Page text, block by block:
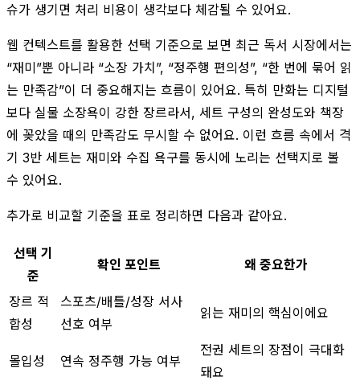
슈가 생기면 처리 비용이 생각보다 체감될 수 있어요.
웹 컨텍스트를 활용한 선택 기준으로 보면 최근 독서 시장에서는
“재미”뿐 아니라 “소장 가치”, “정주행 편의성”, “한 번에 묶어 읽
는 만족감”이 더 중요해지는 흐름이 있어요. 특히 만화는 디지털
보다 실물 소장욕이 강한 장르라서, 세트 구성의 완성도와 책장
에 꽂았을 때의 만족감도 무시할 수 없어요. 이런 흐름 속에서 격
기 3반 세트는 재미와 수집 욕구를 동시에 노리는 선택지로 볼
수 있어요.
추가로 비교할 기준을 표로 정리하면 다음과 같아요.
선택 기
준
확인 포인트 왜 중요한가
장르 적
합성
스포츠/배틀/성장 서사
선호 여부
읽는 재미의 핵심이에요
몰입성 연속 정주행 가능 여부
전권 세트의 장점이 극대화
돼요